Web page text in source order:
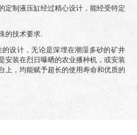
定制液压缸经过精心设计，能经受特定
的技术要求.
设计，无论是深埋在潮湿多砂的矿井
安装在烈日曝晒的农业播种机，或安装
上，均能赋予超长的使用寿命和优质的